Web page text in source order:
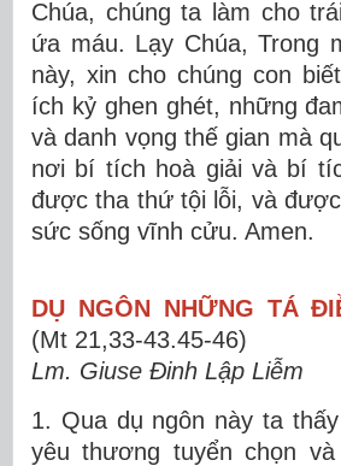
Chúa, chúng ta làm cho
ứa máu. Lạy Chúa, Trong
này, xin cho chúng con
ích kỷ ghen ghét, những
và danh vọng thế gian mà
nơi bí tích hoà giải và bí
được tha thứ tội lỗi, và
sức sống vĩnh cửu. Amen.
DỤ NGÔN NHỮNG TÁ
(Mt 21,33-43.45-46)
Lm. Giuse Đinh Lập Liễm
1. Qua dụ ngôn này ta
yêu thương tuyển chọn